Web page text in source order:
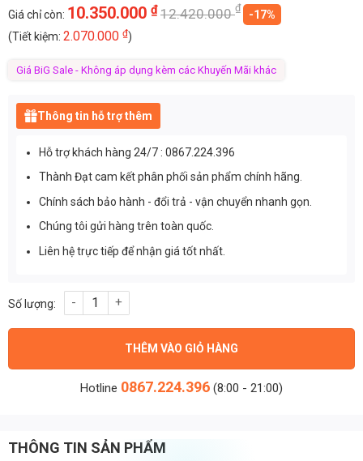
Giá chỉ còn: 10.350.000 ₫12.420.000₫
-17%
(Tiết kiệm: 2.070.000 ₫)
Giá BiG Sale - Không áp dụng kèm các Khuyến Mãi khác
Thông tin hỗ trợ thêm
Hỗ trợ khách hàng 24/7 : 0867.224.396
Thành Đạt cam kết phân phối sản phẩm chính hãng.
Chính sách bảo hành - đổi trả - vận chuyển nhanh gọn.
Chúng tôi gửi hàng trên toàn quốc.
Liên hệ trực tiếp để nhận giá tốt nhất.
Đèn Pha Led Module 800w Cao Cấp (TDL-M45) Thành Đạt Led
THÊM VÀO GIỎ HÀNG
Hotline 0867.224.396 (8:00 - 21:00)
THÔNG TIN SẢN PHẨM